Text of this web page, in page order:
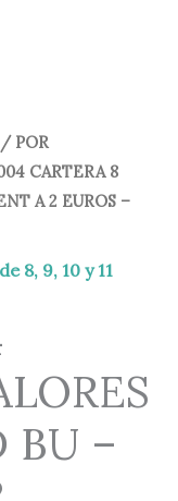
/ POR
CARTERA 8
A 2 EUROS –
8, 9, 10 y 11
BU –